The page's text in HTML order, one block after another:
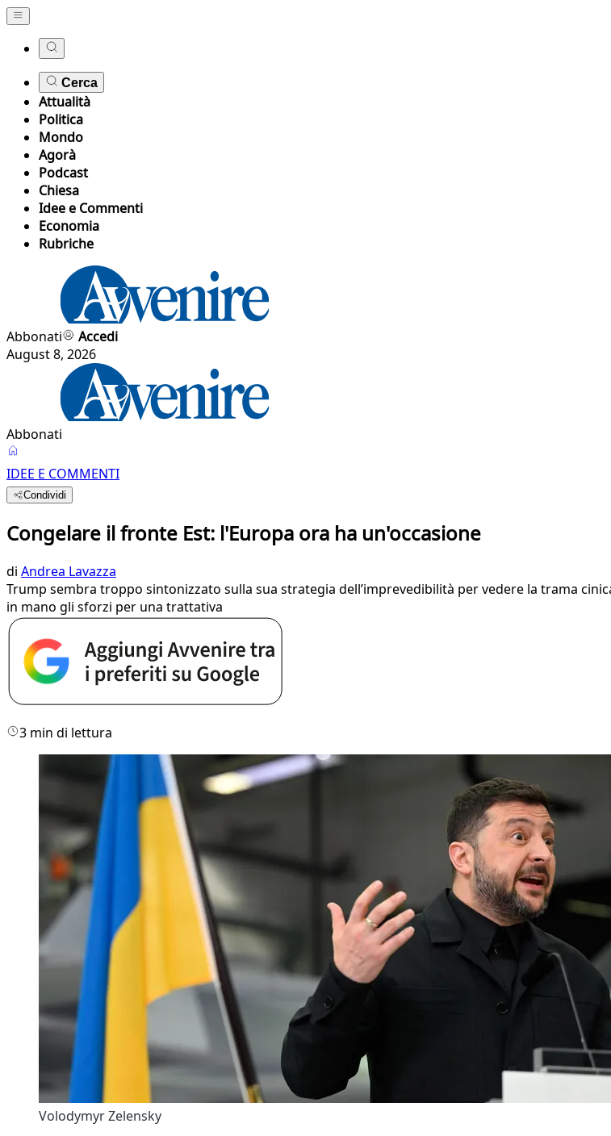
Cerca
Attualità
Politica
Mondo
Agorà
Podcast
Chiesa
Idee e Commenti
Economia
Rubriche
Abbonati
Accedi
August 8, 2026
Abbonati
IDEE E COMMENTI
Condividi
Congelare il fronte Est: l'Europa ora ha un'occasione
di Andrea Lavazza
Trump sembra troppo sintonizzato sulla sua strategia dell’imprevedibilità per vedere la trama
in mano gli sforzi per una trattativa
3 min di lettura
Volodymyr Zelensky